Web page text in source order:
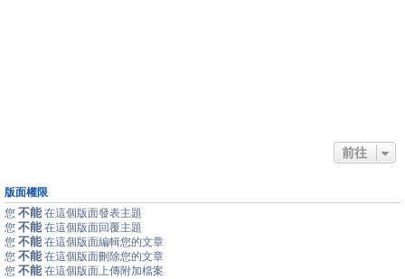
前往
版面權限
您 不能 在這個版面發表主題
您 不能 在這個版面回覆主題
您 不能 在這個版面編輯您的文章
您 不能 在這個版面刪除您的文章
您 不能 在這個版面上傳附加檔案